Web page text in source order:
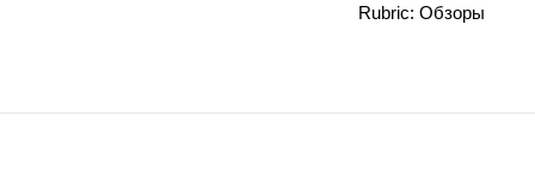
Rubric: Обзоры